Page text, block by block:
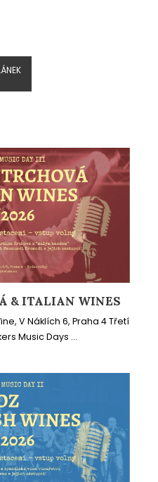
& ITALIAN WINES
V Náklích 6, Praha 4 Třetí
Music Days ...